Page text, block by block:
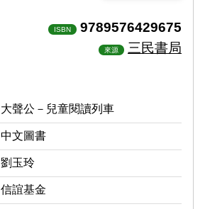
ISBN 9789576429675
來源 三民書局
大聲公－兒童閱讀列車
中文圖書
劉玉玲
信誼基金